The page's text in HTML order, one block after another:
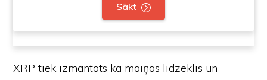
Sākt
XRP tiek izmantots kā maiņas līdzeklis un